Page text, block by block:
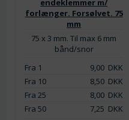
endeklemmer m/
forlænger. Forsølvet. 75
mm
75 x 3 mm. Til max 6 mm
bånd/snor
Fra 1
9,00DKK
Fra 10
8,50DKK
Fra 25
8,00DKK
Fra 50
7,25 DKK